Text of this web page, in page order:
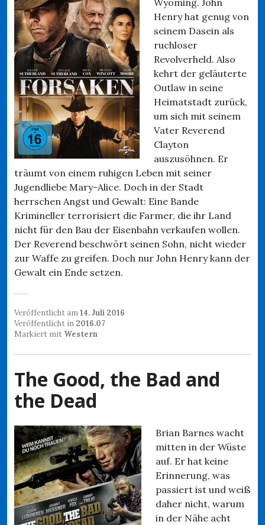
Henry hat genug von
seinem Dasein als
ruchloser
Revolverheld. Also
kehrt der geläuterte
Outlaw in seine
Heimatstadt zurück,
um sich mit seinem
Vater Reverend
Clayton
auszusöhnen. Er
träumt von einem ruhigen Leben mit seiner
Jugendliebe Mary-Alice. Doch in der Stadt
herrschen Angst und Gewalt: Eine Bande
Krimineller terrorisiert die Farmer, die ihr Land
nicht für den Bau der Eisenbahn verkaufen wollen.
Der Reverend beschwört seinen Sohn, nicht wieder
zur Waffe zu greifen. Doch nur John Henry kann der
Gewalt ein Ende setzen.
Veröffentlicht am14. Juli 2016
Veröffentlicht in 2016.07
Markiert mit Western
The Good, the Bad and
the Dead
Brian Barnes wacht
mitten in der Wüste
auf. Er hat keine
Erinnerung, was
passiert ist und weiß
daher nicht, warum
in der Nähe acht